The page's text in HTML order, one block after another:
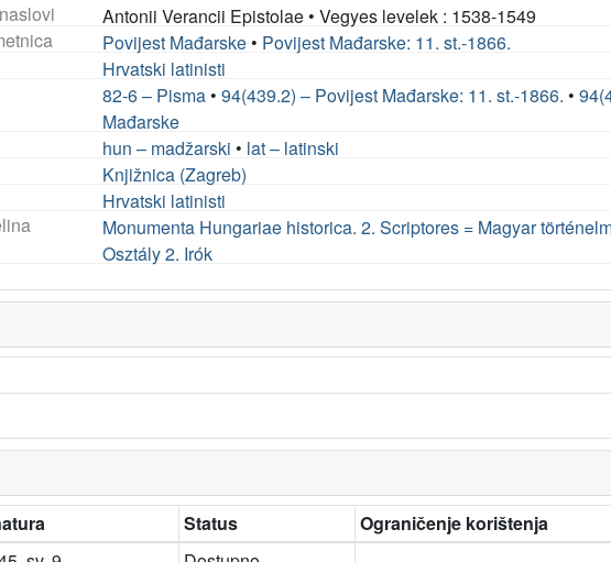
Antonii Verancii Epistolae •Vegyes levelek : 1538-1549
Povijest Mađarske • Povijest Mađarske: 11. st.-1866.
Hrvatski latinisti
82-6 – Pisma •94(439.2) – Povijest Mađarske: 11. st.-1866. •
Mađarske
hun – madžarski • lat – latinski
Knjižnica (Zagreb)
Hrvatski latinisti
Monumenta Hungariae historica. 2. Scriptores = Magyar
Osztály 2. Irók
Status
Ograničenje korištenja